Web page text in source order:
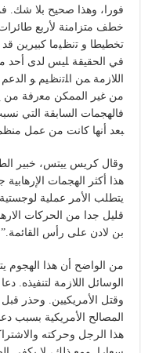
فورا، وهذا صحيح بلا شك.
خطف متزامنة لأربع
تخطيطا و ﺗﻧﻆﻴما كبيرين
في الحقيقة ﻠﻴﺲ لدى أحد
اللازمة ﻤﻦ اﻠﺗﻧﻆﻴﻢ ﻮ
من غير الممكن ﻣﻌﺭﻓﺔ من
فالهجمات السابقة التي
ﺒﻌﺪ ﺃﻧﻬﺎ كانت من عمل
وقال كريس ييتس، خبير
هذا أكثر الهجمات
يتطلب الأمر عملية
قليل جدا من الحركات
بن لادن على رأس القائمة.”
من الواضح أن هذا الهجوم
الوسائل اللازمة
وقتل الأمريكيين. وحذر
المصالح الأمريكية
هذا الرجل وحركته